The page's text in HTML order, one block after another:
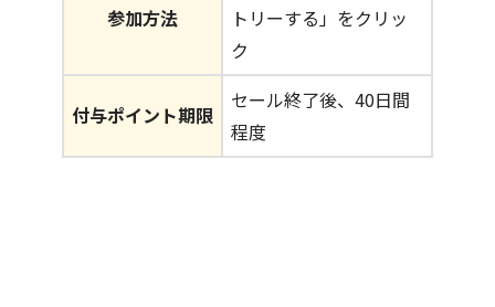
参加方法
トリーする」をクリッ
ク
付与ポイント期限
セール終了後、40日間
程度